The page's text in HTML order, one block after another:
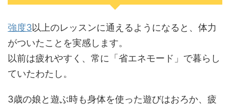
強度3以上のレッスンに通えるようになると、体力
がついたことを実感します。
以前は疲れやすく、常に「省エネモード」で暮らし
ていたわたし。
3歳の娘と遊ぶ時も身体を使った遊びはおろか、疲